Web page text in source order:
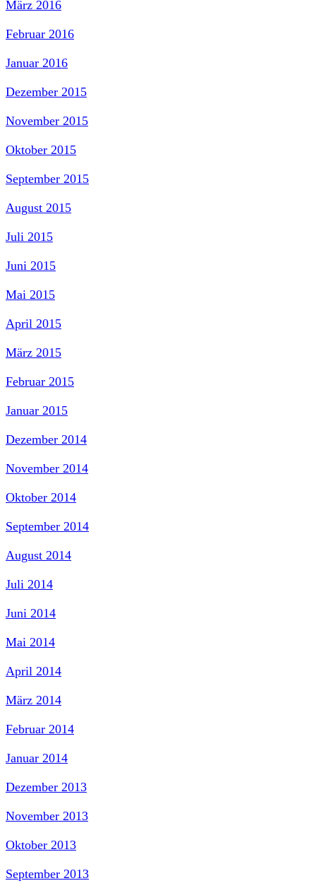
März 2016
Februar 2016
Januar 2016
Dezember 2015
November 2015
Oktober 2015
September 2015
August 2015
Juli 2015
Juni 2015
Mai 2015
April 2015
März 2015
Februar 2015
Januar 2015
Dezember 2014
November 2014
Oktober 2014
September 2014
August 2014
Juli 2014
Juni 2014
Mai 2014
April 2014
März 2014
Februar 2014
Januar 2014
Dezember 2013
November 2013
Oktober 2013
September 2013